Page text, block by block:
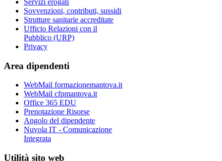
Sovvenzioni, contributi, sussidi
Strutture sanitarie accreditate
Ufficio Relazioni con il
Pubblico (URP)
Privacy
Area dipendenti
WebMail formazionemantova.it
WebMail cfpmantova.it
Office 365 EDU
Prenotazione Risorse
Angolo del dipendente
Nuvola IT - Comunicazione
Integrata
Utilità sito web